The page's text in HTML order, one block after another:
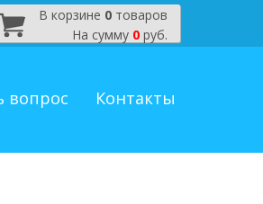
В корзине 0 товаров
На сумму 0 руб.
вопрос Контакты